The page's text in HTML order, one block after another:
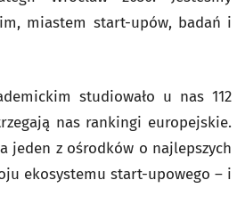
miastem start-upów, badań i
studiowało u nas 112
nas rankingi europejskie.
jeden z ośrodków o najlepszych
ekosystemu start-upowego – i